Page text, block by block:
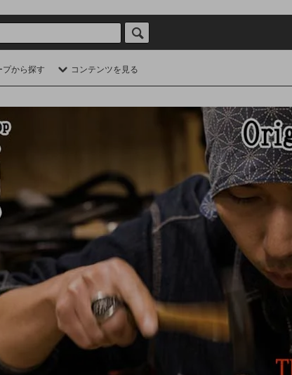
プから探す コンテンツを見る